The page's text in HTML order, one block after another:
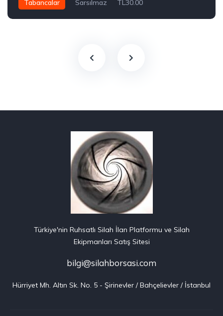
Tabancalar Sarsılmaz TL30.00
Türkiye'nin Ruhsatlı Silah İlan Platformu ve Silah
Ekipmanları Satış Sitesi
bilgi@silahborsasi.com
Hürriyet Mh. Altın Sk. No. 5 - Şirinevler / Bahçelievler / İstanbul